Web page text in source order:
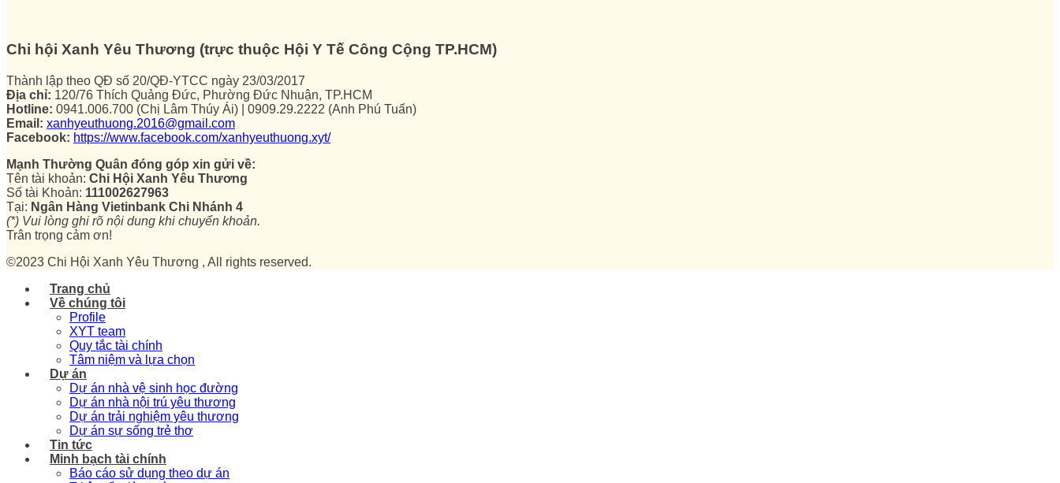
Chi hội Xanh Yêu Thương (trực thuộc Hội Y Tế Công Cộng TP.HCM)
Thành lập theo QĐ số 20/QĐ-YTCC ngày 23/03/2017
Địa chỉ: 120/76 Thích Quảng Đức, Phường Đức Nhuận, TP.HCM
Hotline: 0941.006.700 (Chị Lâm Thúy Ái) | 0909.29.2222 (Anh Phú Tuấn)
Email: xanhyeuthuong.2016@gmail.com
Facebook: https://www.facebook.com/xanhyeuthuong.xyt/
Mạnh Thường Quân đóng góp xin gửi về:
Tên tài khoản: Chi Hội Xanh Yêu Thương
Số tài Khoản: 111002627963
Tại: Ngân Hàng Vietinbank Chi Nhánh 4
(*) Vui lòng ghi rõ nội dung khi chuyển khoản.
Trân trọng cảm ơn!
©2023 Chi Hội Xanh Yêu Thương , All rights reserved.
Trang chủ
Về chúng tôi
Profile
XYT team
Quy tắc tài chính
Tâm niệm và lựa chọn
Dự án
Dự án nhà vệ sinh học đường
Dự án nhà nội trú yêu thương
Dự án trải nghiệm yêu thương
Dự án sự sống trẻ thơ
Tin tức
Minh bạch tài chính
Báo cáo sử dụng theo dự án